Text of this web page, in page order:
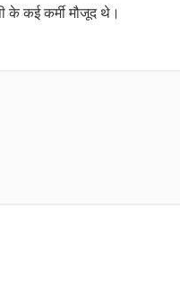
के कई कर्मी मौजूद थे।